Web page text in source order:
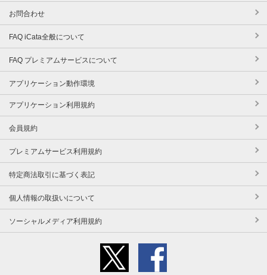
お問合わせ
FAQ iCata全般について
FAQ プレミアムサービスについて
アプリケーション動作環境
アプリケーション利用規約
会員規約
プレミアムサービス利用規約
特定商法取引に基づく表記
個人情報の取扱いについて
ソーシャルメディア利用規約